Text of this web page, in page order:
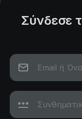
Σύνδεσε